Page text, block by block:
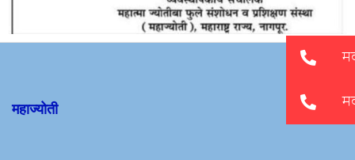
महाज्योती